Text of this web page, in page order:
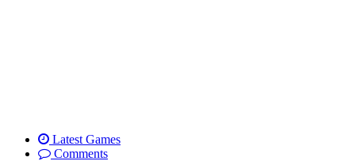
Latest Games
Comments